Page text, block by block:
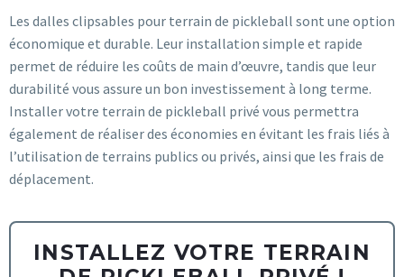
Les dalles clipsables pour terrain de pickleball sont une option
économique et durable. Leur installation simple et rapide
permet de réduire les coûts de main d’œuvre, tandis que leur
durabilité vous assure un bon investissement à long terme.
Installer votre terrain de pickleball privé vous permettra
également de réaliser des économies en évitant les frais liés à
l’utilisation de terrains publics ou privés, ainsi que les frais de
déplacement.
INSTALLEZ VOTRE TERRAIN